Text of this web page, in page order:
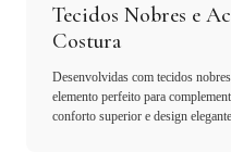
Tecidos Nobres e
Costura
Desenvolvidas com tecidos
elemento perfeito para
conforto superior e design